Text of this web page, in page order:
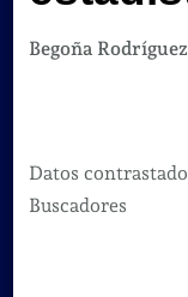
Begoña Rodríguez
Datos
Buscadores